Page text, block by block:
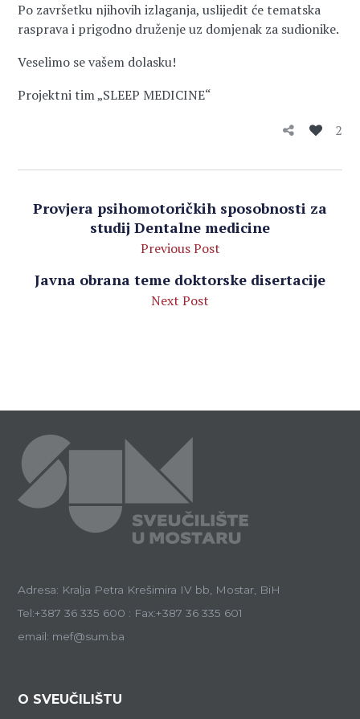
Po završetku njihovih izlaganja, uslijedit će tematska
rasprava i prigodno druženje uz domjenak za sudionike.
Veselimo se vašem dolasku!
Projektni tim „SLEEP MEDICINE“
2
Provjera psihomotoričkih sposobnosti za
studij Dentalne medicine
Previous Post
Javna obrana teme doktorske disertacije
Next Post
Adresa: Kralja Petra Krešimira IV bb, Mostar, BiH
Tel:+387 36 335 600 : Fax:+387 36 335 601
email: mef@sum.ba
O SVEUČILIŠTU